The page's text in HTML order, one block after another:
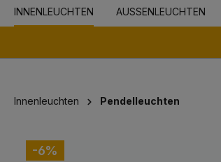
INNENLEUCHTEN
AUSSENLEUCHTEN
Innenleuchten Pendelleuchten
Bildergalerie überspringen
-6%